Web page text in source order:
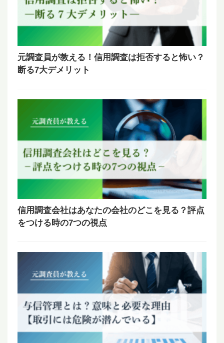
元調査員が教える！信用調査は拒否すると怖い？
断る7大デメリット
信用調査会社はあなたの会社のどこを見る？評点
をつける時の7つの視点